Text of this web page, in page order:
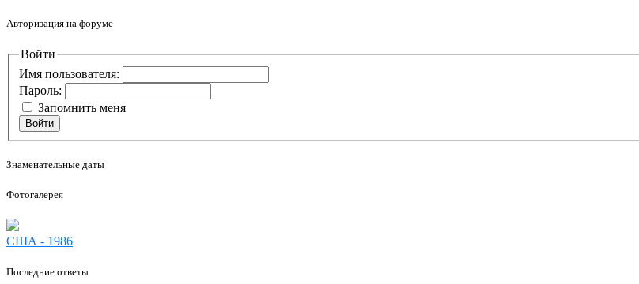
Авторизация на форуме
Войти
Имя пользователя:
Пароль:
Запомнить меня
Войти
Знаменательные даты
Фотогалерея
США - 1986
Последние ответы